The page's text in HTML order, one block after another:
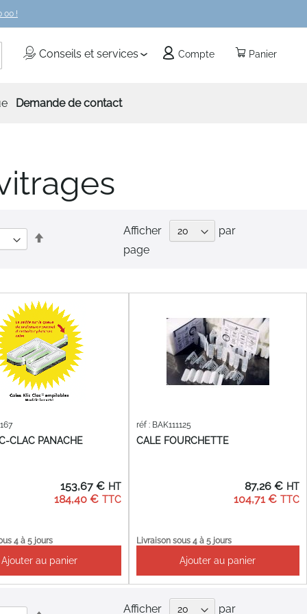
00 !
Panier
Conseils et services Compte
Rechercher
Demande de contact
Afficher
par
page
CLAC PANACHE
184,40 €
153,67 €
4 à 5 jours
Ajouter au panier
CALE FOURCHETTE
réf : BAK111125
104,71 €
87,26 €
Livraison sous 4 à 5 jours
Ajouter au panier
Afficher
par